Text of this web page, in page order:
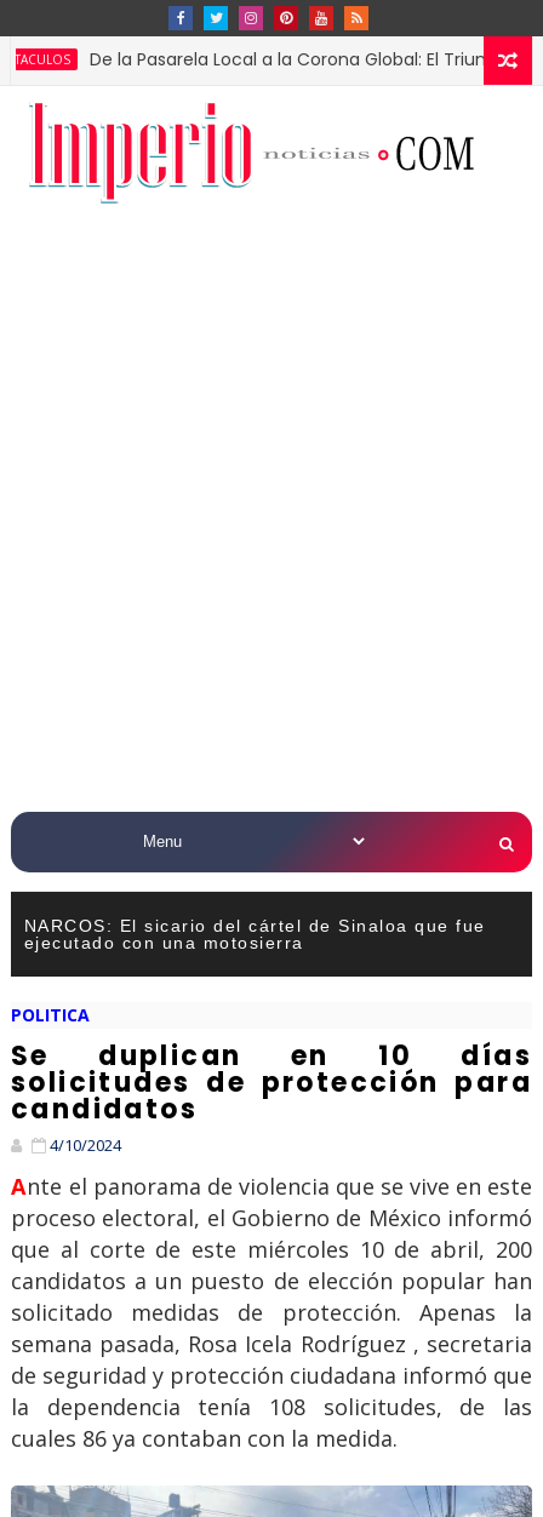
De la Pasarela Local a la Corona Global: El Triunfo de Fátima
NARCOS: El sicario del cártel de Sinaloa que fue
ejecutado con una motosierra
POLITICA
Se duplican en 10 días
solicitudes de protección para
candidatos
4/10/2024
Ante el panorama de violencia que se vive en este
proceso electoral, el Gobierno de México informó
que al corte de este miércoles 10 de abril, 200
candidatos a un puesto de elección popular han
solicitado medidas de protección. Apenas la
semana pasada, Rosa Icela Rodríguez , secretaria
de seguridad y protección ciudadana informó que
la dependencia tenía 108 solicitudes, de las
cuales 86 ya contaban con la medida.